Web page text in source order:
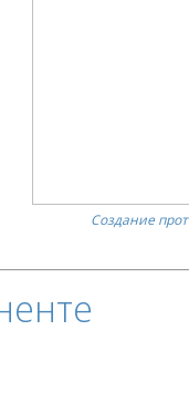
Создание